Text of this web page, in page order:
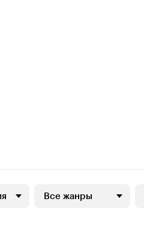
Все жанры